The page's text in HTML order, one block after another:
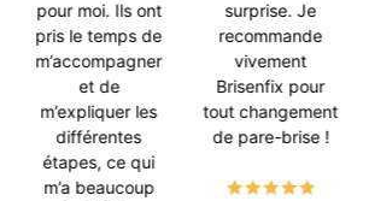
pour moi. Ils ont
pris le temps de
m’accompagner
et de
m’expliquer les
différentes
étapes, ce qui
m’a beaucoup
surprise. Je
recommande
vivement
Brisenfix pour
tout changement
de pare-brise !